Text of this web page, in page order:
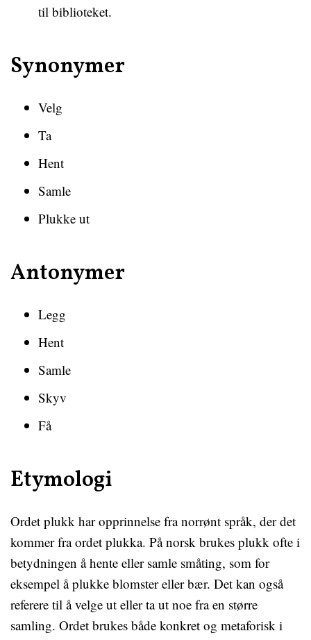
til biblioteket.
Synonymer
Velg
Ta
Hent
Samle
Plukke ut
Antonymer
Legg
Hent
Samle
Skyv
Få
Etymologi
Ordet plukk har opprinnelse fra norrønt språk, der det
kommer fra ordet plukka. På norsk brukes plukk ofte i
betydningen å hente eller samle småting, som for
eksempel å plukke blomster eller bær. Det kan også
referere til å velge ut eller ta ut noe fra en større
samling. Ordet brukes både konkret og metaforisk i